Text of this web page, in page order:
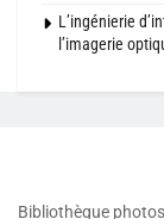
L’ingénierie
l’imagerie
Bibliothèque